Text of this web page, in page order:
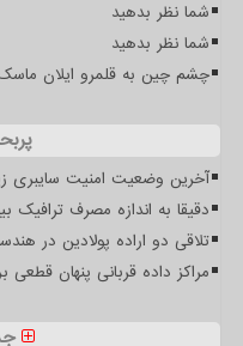
شما نظر بدهید
شما نظر بدهید
چشم چین به قلمرو ایلان
آخرین وضعیت امنیت سایبری
دقیقا به اندازه مصرف
تلاقی دو اراده پولادین در
مراکز داده قربانی پنهان قطعی